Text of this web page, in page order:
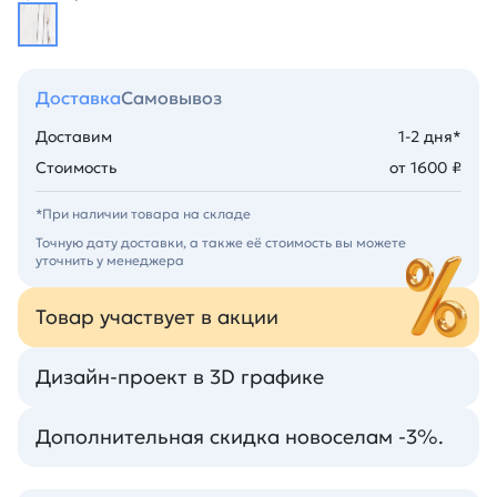
ДоставкаСамовывоз
Доставим
1-2 дня*
Стоимость
от 1600 ₽
*При наличии товара на складе
Точную дату доставки, а также её стоимость вы можете
уточнить у менеджера
Товар участвует в акции
Дизайн-проект в 3D графике
Дополнительная скидка новоселам -3%.